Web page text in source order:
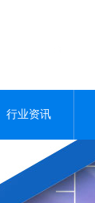
行业资讯